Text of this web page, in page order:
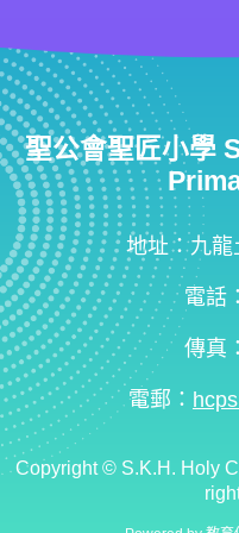
聖公會聖匠小學
地址：九
電話
傳真
電郵：
Copyright © S.K.H. Holy